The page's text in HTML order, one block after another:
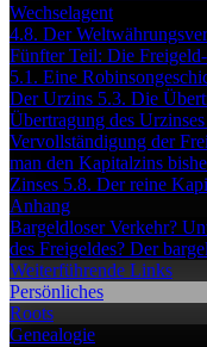
Wechselagent
4.8. Der
Fünfter Teil: Die
5.1. Eine
Der Urzins 5.3. Die
Übertragung des
Vervollständigung der
man den Kapitalzins
Zinses 5.8. Der reine
Anhang
Bargeldloser Verkehr?
des Freigeldes? Der
Weiterführende Links
Persönliches
Roots
Genealogie